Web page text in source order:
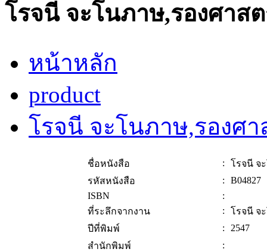
โรจนี จะโนภาษ,รองศาส
หน้าหลัก
product
โรจนี จะโนภาษ,รองศา
ชื่อหนังสือ :
โรจนี จ
รหัสหนังสือ
:
B04827
ISBN
:
ที่ระลึกจากงาน
:
โรจนี จ
ปีที่พิมพ์
:
2547
สำนักพิมพ์
: